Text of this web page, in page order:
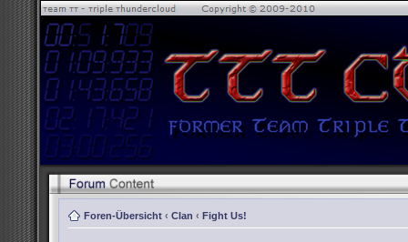
Foren-Übersicht ‹ Clan ‹ Fight Us!